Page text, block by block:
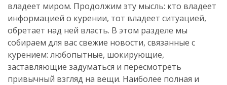
владеет миром. Продолжим эту мысль: кто владеет
информацией о курении, тот владеет ситуацией,
обретает над ней власть. В этом разделе мы
собираем для вас свежие новости, связанные с
курением: любопытные, шокирующие,
заставляющие задуматься и пересмотреть
привычный взгляд на вещи. Наиболее полная и